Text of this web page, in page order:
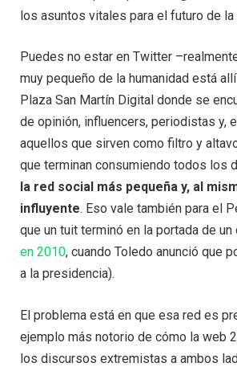
los asuntos vitales para el futuro de la
Puedes no estar en Twitter
muy pequeño de la humanidad está
Plaza San Martín Digital donde se
de opinión, influencers, periodistas y,
aquellos que sirven como filtro y
que terminan consumiendo todos los
la red social más pequeña y, al
influyente. Eso vale también para el
que un tuit terminó en la portada de un
en 2010, cuando Toledo anunció que
a la presidencia).
El problema está en que esa red es
ejemplo más notorio de cómo la web
los discursos extremistas a ambos